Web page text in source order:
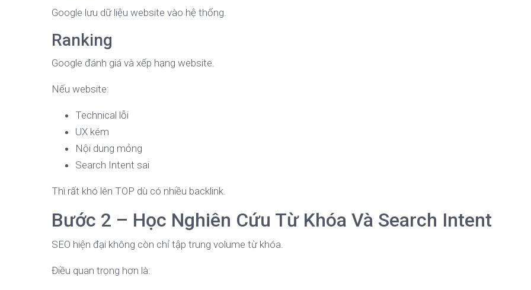
Google lưu dữ liệu website vào hệ thống.
Ranking
Google đánh giá và xếp hạng website.
Nếu website:
Technical lỗi
UX kém
Nội dung mỏng
Search Intent sai
Thì rất khó lên TOP dù có nhiều backlink.
Bước 2 – Học Nghiên Cứu Từ Khóa Và Search Intent
SEO hiện đại không còn chỉ tập trung volume từ khóa.
Điều quan trọng hơn là: